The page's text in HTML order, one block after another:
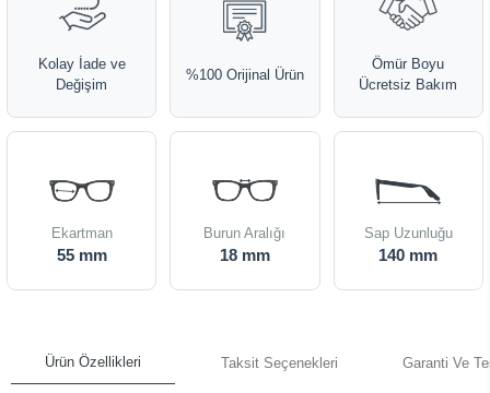
Kolay İade ve
Değişim
%100 Orijinal Ürün
Ömür Boyu
Ücretsiz Bakım
Ekartman
55 mm
Burun Aralığı
18 mm
Sap Uzunluğu
140 mm
Ürün Özellikleri Taksit Seçenekleri Garanti Ve